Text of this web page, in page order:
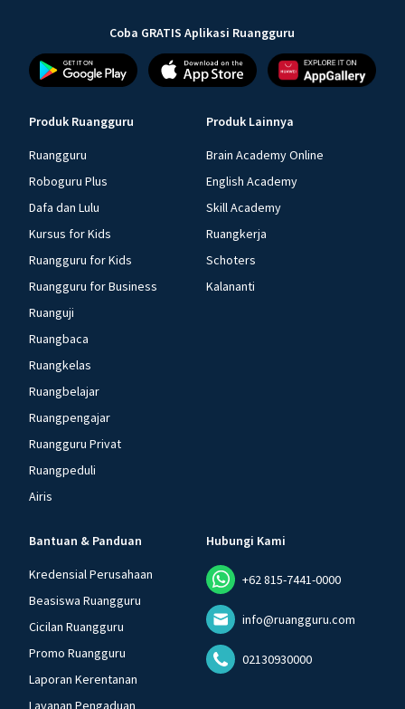
Coba GRATIS Aplikasi Ruangguru
Produk Ruangguru
Ruangguru
Roboguru Plus
Dafa dan Lulu
Kursus for Kids
Ruangguru for Kids
Ruangguru for Business
Ruanguji
Ruangbaca
Ruangkelas
Ruangbelajar
Ruangpengajar
Ruangguru Privat
Ruangpeduli
Airis
Produk Lainnya
Brain Academy Online
English Academy
Skill Academy
Ruangkerja
Schoters
Kalananti
Bantuan & Panduan
Kredensial Perusahaan
Beasiswa Ruangguru
Cicilan Ruangguru
Promo Ruangguru
Laporan Kerentanan
Layanan Pengaduan
Hubungi Kami
+62 815-7441-0000
info@ruangguru.com
02130930000